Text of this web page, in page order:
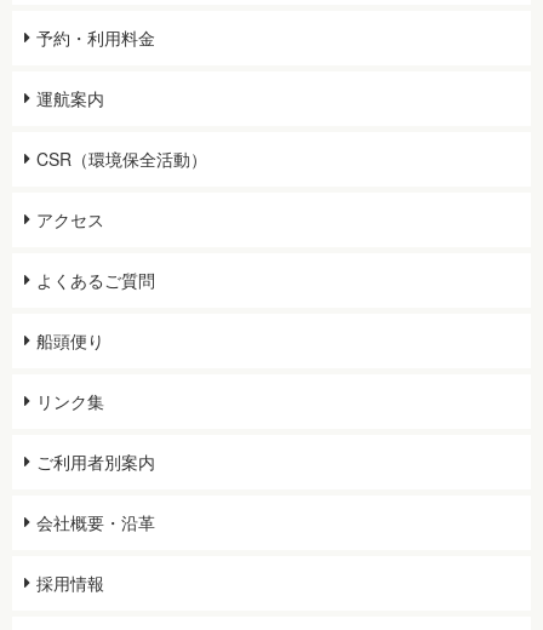
予約・利用料金
運航案内
CSR（環境保全活動）
アクセス
よくあるご質問
船頭便り
リンク集
ご利用者別案内
会社概要・沿革
採用情報